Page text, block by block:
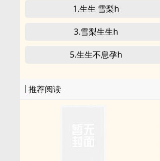
1.生生 雪梨h
3.雪梨生生h
5.生生不息孕h
推荐阅读